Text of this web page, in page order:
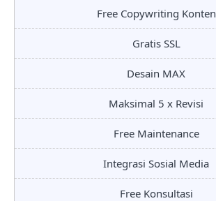
Free Copywriting Konten
Gratis SSL
Desain MAX
Maksimal 5 x Revisi
Free Maintenance
Integrasi Sosial Media
Free Konsultasi